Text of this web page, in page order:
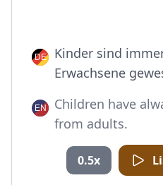
Kinder sind
Erwachsene
Children have
from adults.
0.5x